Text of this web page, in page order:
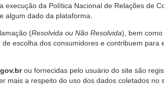
da Política Nacional de Relações de
algum dado da plataforma.
(Resolvida ou Não Resolvida), bem
escolha dos consumidores e contribuem
ou fornecidas pelo usuário do site são
mais a respeito do uso dos dados coletados no